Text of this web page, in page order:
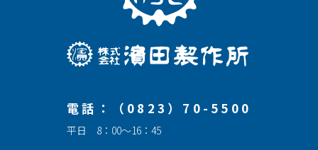
電話：（0823）70-5500
平日 8：00～16：45